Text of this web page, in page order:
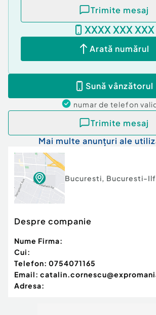
Id intern: EXP1665
Confort:1
Bloc de apartamente
Număr Băi:
Comision cumpărător:2%
Nr. locuri parcare:
Trimite mesaj
XXXX XXX XXX
Arată numărul
Sună vânzătorul
numar de telefon
Trimite mesaj
Mai multe anunțuri ale
Bucuresti, Bucuresti-
Despre companie
Nume Firma:
Cui:
Telefon: 0754071165
Email:
Adresa: